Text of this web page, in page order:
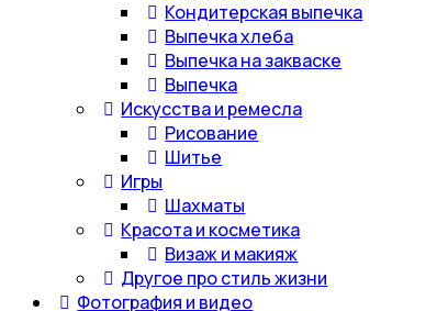
Кондитерская выпечка
Выпечка хлеба
Выпечка на закваске
Выпечка
Искусства и ремесла
Рисование
Шитье
Игры
Шахматы
Красота и косметика
Визаж и макияж
Другое про стиль жизни
Фотография и видео